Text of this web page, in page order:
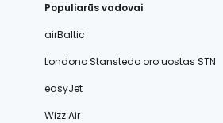
Populiarūs vadovai
airBaltic
Londono Stanstedo oro uostas STN
easyJet
Wizz Air